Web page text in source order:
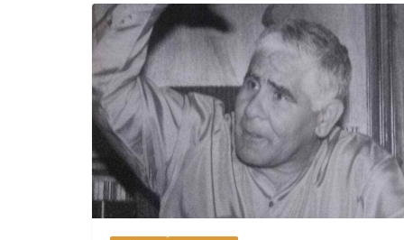
b
o
o
k
d
s
ar
tir